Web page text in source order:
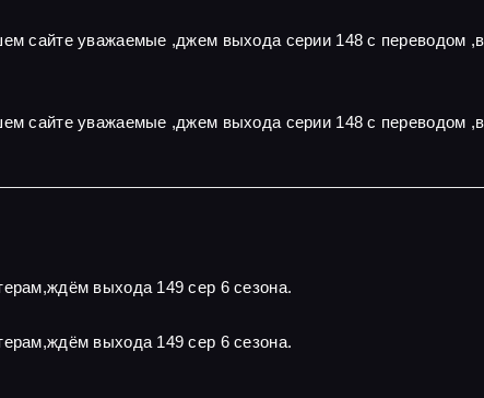
сайте уважаемые ,джем выхода серии 148 с переводом
сайте уважаемые ,джем выхода серии 148 с переводом
выхода 149 сер 6 сезона.
выхода 149 сер 6 сезона.